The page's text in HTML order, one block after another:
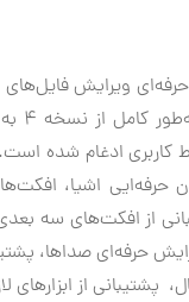
کاربری ادغام شده
اشیا،
از افکت‌های سه
حرفه‌ای صداها،
از ابزارهای